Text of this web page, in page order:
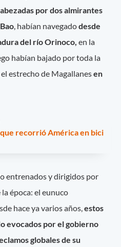
por dos almirantes
, habían navegadodesde
del río Orinoco, en la
habían bajado por toda la
estrecho de Magallanesen
recorrió América en bici
entrenados y dirigidos por
época: el eunuco
hace ya varios años, estos
evocados por el gobierno
globales de su